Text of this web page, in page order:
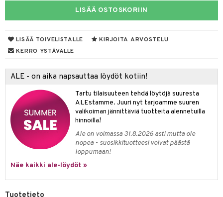
LISÄÄ OSTOSKORIIN
LISÄÄ TOIVELISTALLE
KIRJOITA ARVOSTELU
KERRO YSTÄVÄLLE
ALE - on aika napsauttaa löydöt kotiin!
Tartu tilaisuuteen tehdä löytöjä suuresta
ALEstamme. Juuri nyt tarjoamme suuren
valikoiman jännittäviä tuotteita alennetuilla
hinnoilla!
Ale on voimassa 31.8.2026 asti mutta ole
nopea - suosikkituotteesi voivat päästä
loppumaan!
Näe kaikki ale-löydöt »
Tuotetieto
tuotteet
shave balm
shave lotion
de cologne
de toilette